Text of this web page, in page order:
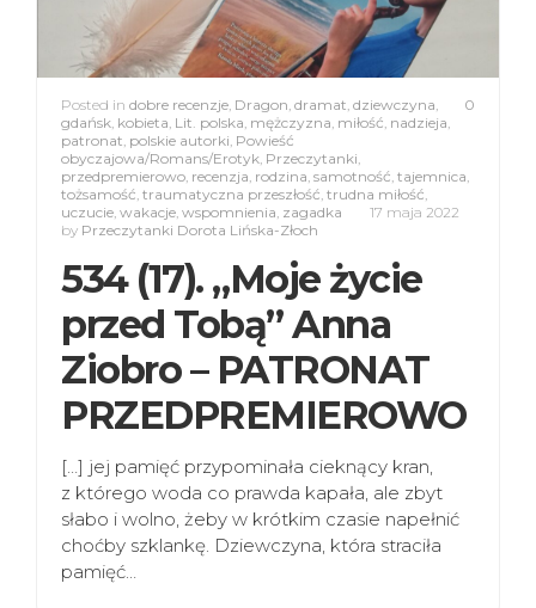
0
Posted in dobre recenzje, Dragon, dramat, dziewczyna,
gdańsk, kobieta, Lit. polska, mężczyzna, miłość, nadzieja,
patronat, polskie autorki, Powieść
obyczajowa/Romans/Erotyk, Przeczytanki,
przedpremierowo, recenzja, rodzina, samotność, tajemnica,
tożsamość, traumatyczna przeszłość, trudna miłość,
uczucie, wakacje, wspomnienia, zagadka
17 maja 2022
by Przeczytanki Dorota Lińska-Złoch
534 (17). „Moje życie
przed Tobą” Anna
Ziobro – PATRONAT
PRZEDPREMIEROWO
[…] jej pamięć przypominała cieknący kran,
z którego woda co prawda kapała, ale zbyt
słabo i wolno, żeby w krótkim czasie napełnić
choćby szklankę. Dziewczyna, która straciła
pamięć…